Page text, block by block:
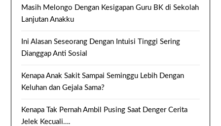
Masih Melongo Dengan Kesigapan Guru BK di Sekolah
Lanjutan Anakku
Ini Alasan Seseorang Dengan Intuisi Tinggi Sering
Dianggap Anti Sosial
Kenapa Anak Sakit Sampai Seminggu Lebih Dengan
Keluhan dan Gejala Sama?
Kenapa Tak Pernah Ambil Pusing Saat Denger Cerita
Jelek Kecuali….